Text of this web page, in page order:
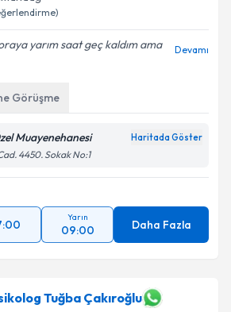
yarım saat geç kaldım ama
Devamı
Görüşme
Muayenehanesi Haritada Göster
4450. Sokak No:1
Yarın
09:00 Daha Fazla
Tuğba Çakıroğlu